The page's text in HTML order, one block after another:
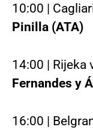
10:00 |
Pinilla (ATA)
14:00 | Rijeka
Fernandes y
16:00 |